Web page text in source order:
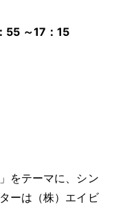
55 ～17：15
をテーマに、シン
ーは（株）エイビ